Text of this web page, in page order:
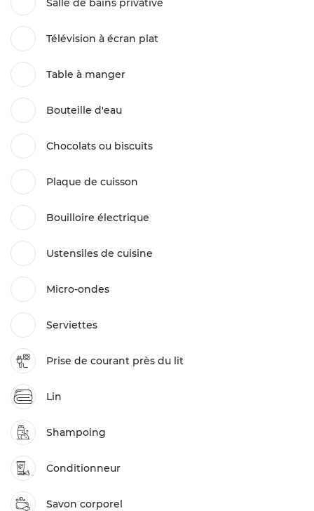
Télévision à écran plat
Table à manger
Bouteille d'eau
Chocolats ou biscuits
Plaque de cuisson
Bouilloire électrique
Ustensiles de cuisine
Micro-ondes
Serviettes
Prise de courant près du lit
Lin
Shampoing
Conditionneur
Savon corporel